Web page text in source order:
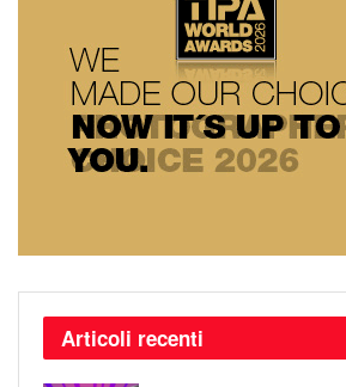
Articoli recenti